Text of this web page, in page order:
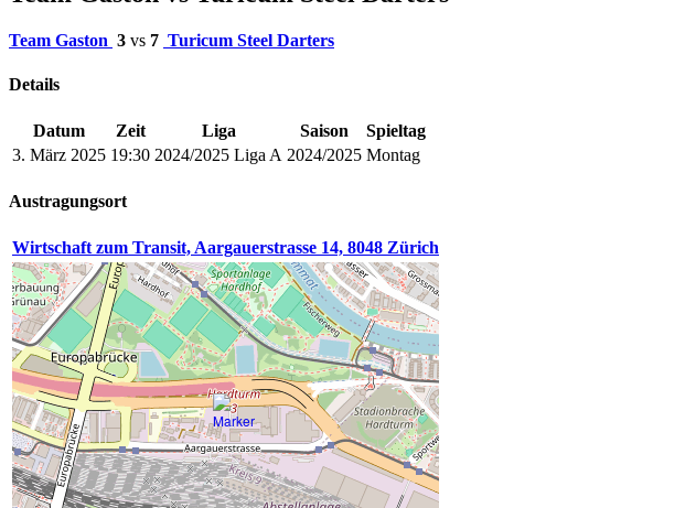
Team Gaston 3 vs 7 Turicum Steel Darters
Details
Datum Zeit Liga Saison
Spieltag
3. März 2025 19:30 2024/2025 Liga A 2024/2025 Montag
Austragungsort
Wirtschaft zum Transit, Aargauerstrasse 14, 8048 Zürich